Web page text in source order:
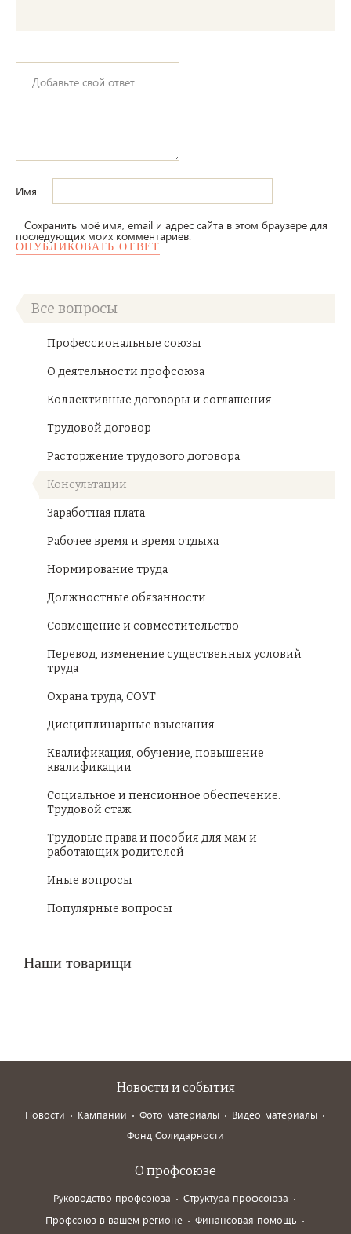
Имя
Сохранить моё имя, email и адрес сайта в этом браузере для
последующих моих комментариев.
Все вопросы
Профессиональные союзы
О деятельности профсоюза
Коллективные договоры и соглашения
Трудовой договор
Расторжение трудового договора
Консультации
Заработная плата
Рабочее время и время отдыха
Нормирование труда
Должностные обязанности
Совмещение и совместительство
Перевод, изменение существенных условий
труда
Охрана труда, СОУТ
Дисциплинарные взыскания
Квалификация, обучение, повышение
квалификации
Социальное и пенсионное обеспечение.
Трудовой стаж
Трудовые права и пособия для мам и
работающих родителей
Иные вопросы
Популярные вопросы
Наши товарищи
Новости и события
Новости Кампании Фото-материалы
Видео-материалы
Фонд Солидарности
О профсоюзе
Руководство профсоюза
Структура профсоюза
Профсоюз в вашем регионе
Финансовая помощь